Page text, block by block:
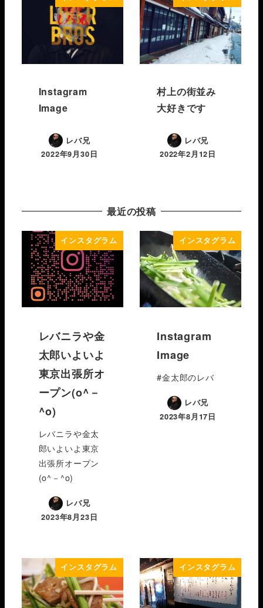
Instagram
Image
レバ兄
2022年9月30日
村上の街並み
大好きです
レバ兄
2022年2月12日
最近の投稿
インスタグラム
レバニラや金
太郎いよいよ
東京出張所オ
ープン(o^－
^o)
レバニラや金太
郎いよいよ東京
出張所オープン
(o^－^o)
レバ兄
2023年8月23日
インスタグラム
Instagram
Image
#金太郎のレバ
レバ兄
2023年8月17日
インスタグラム インスタグラム